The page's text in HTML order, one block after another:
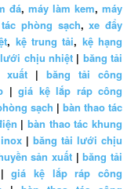
đá, máy làm kem, máy
phòng sạch,xe đẩy
, kệ trung tải, kệ hạng
chịu nhiệt| băng tải
xuất | băng tải công
|giá kệ lắp ráp công
sạch | bàn thao tác
| bàn thao tác khung
|băng tải lưới chịu
sản xuất |băng tải
|giá kệ lắp ráp công